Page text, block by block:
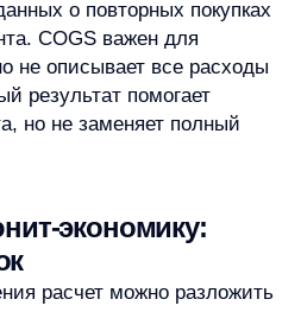
Не стоит
число. Нужно
сформировало: цена,
канал привлечения,
или структура
нужны только
и не являются